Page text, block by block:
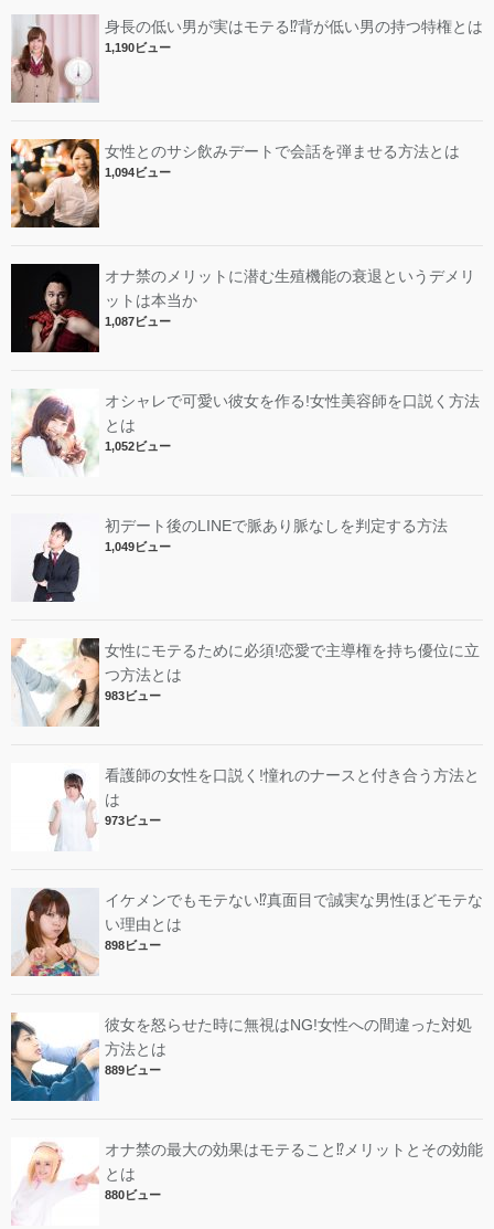
身長の低い男が実はモテる⁉︎背が低い男の持つ特権とは
1,190ビュー
女性とのサシ飲みデートで会話を弾ませる方法とは
1,094ビュー
オナ禁のメリットに潜む生殖機能の衰退というデメリ
ットは本当か
1,087ビュー
オシャレで可愛い彼女を作る!女性美容師を口説く方法
とは
1,052ビュー
初デート後のLINEで脈あり脈なしを判定する方法
1,049ビュー
女性にモテるために必須!恋愛で主導権を持ち優位に立
つ方法とは
983ビュー
看護師の女性を口説く!憧れのナースと付き合う方法と
は
973ビュー
イケメンでもモテない⁉︎真面目で誠実な男性ほどモテな
い理由とは
898ビュー
彼女を怒らせた時に無視はNG!女性への間違った対処
方法とは
889ビュー
オナ禁の最大の効果はモテること⁉︎メリットとその効能
とは
880ビュー